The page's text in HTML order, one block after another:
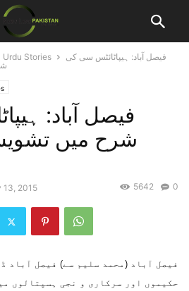
Urdu Stories
فیصل آباد: ہیپاٹائٹس سی کی
فیصل آباد:
شرح میں
13, 2015 0
5642
فیصل آباد (محمد سلیم سے) فیصل آباد
حکیموں اور سرکاری و نجی ہسپتالوں